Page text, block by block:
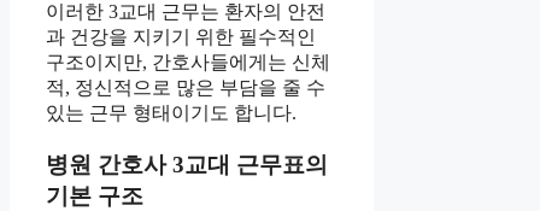
이러한 3교대 근무는 환자의 안전
과 건강을 지키기 위한 필수적인
구조이지만, 간호사들에게는 신체
적, 정신적으로 많은 부담을 줄 수
있는 근무 형태이기도 합니다.
병원 간호사 3교대 근무표의
기본 구조